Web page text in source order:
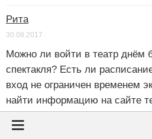
Рита
30.08.2017
Можно ли войти в театр днём
спектакля? Есть ли
вход не ограничен временем
найти информацию на сайте
Ответить